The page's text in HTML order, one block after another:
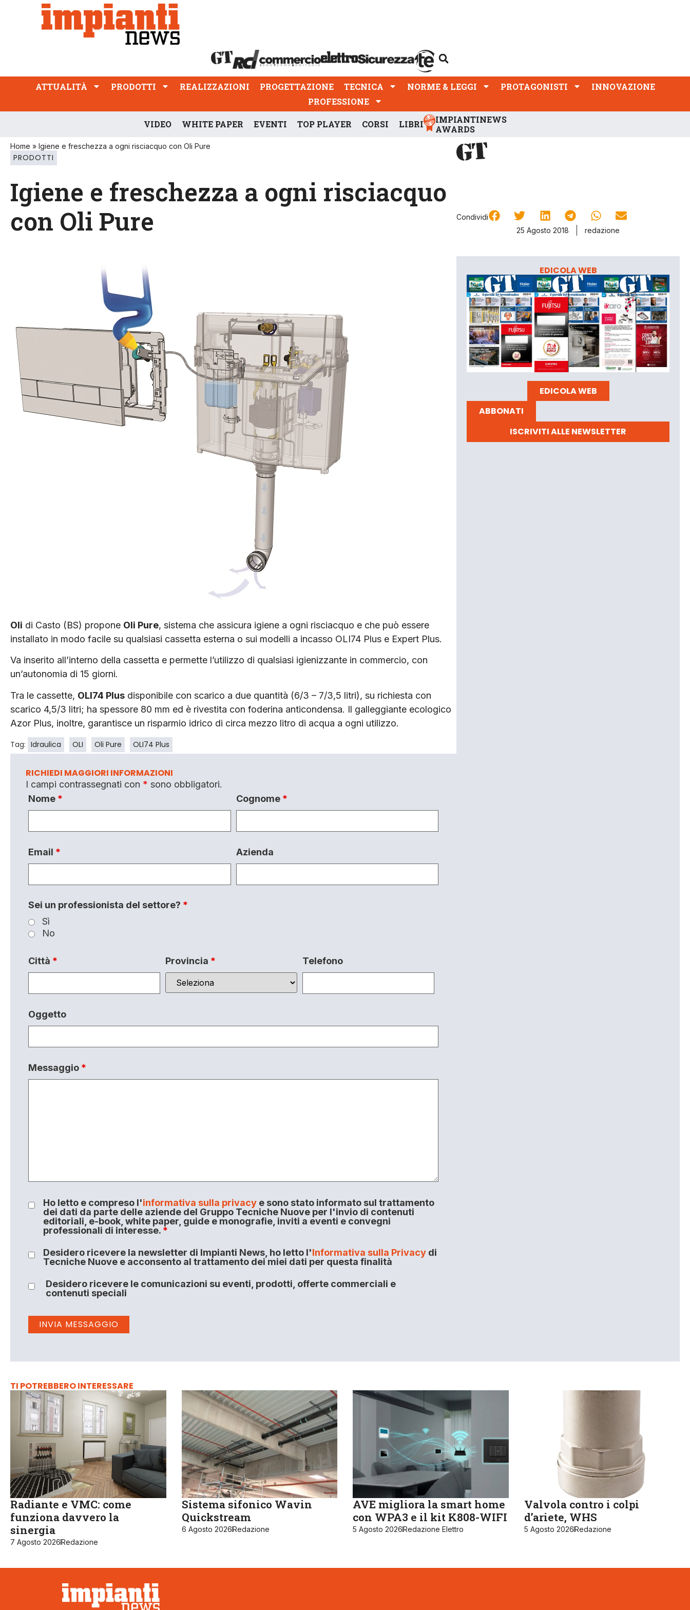
ATTUALITÀ PRODOTTI REALIZZAZIONI
PROFESSIONE
ATTUALITÀ PRODOTTI REALIZZAZIONI PROGETTAZIONE TECNICA NORME & LEGGI PROTAGONISTI
INNOVAZIONE
PROFESSIONE
VIDEO WHITE PAPER EVENTI TOP PLAYER CORSI LIBRI
IMPIANTINEWS
AWARDS
Home » Igiene e freschezza a ogni risciacquo con Oli Pure
PRODOTTI
Igiene e freschezza a ogni risciacquo
con Oli Pure
Condividi
25 Agosto 2018
redazione
Oli di Casto (BS) propone Oli Pure, sistema che assicura igiene a ogni risciacquo e che può essere
installato in modo facile su qualsiasi cassetta esterna o sui modelli a incasso OLI74 Plus e Expert Plus.
Va inserito all’interno della cassetta e permette l’utilizzo di qualsiasi igienizzante in commercio, con
un’autonomia di 15 giorni.
Tra le cassette, OLI74 Plus disponibile con scarico a due quantità (6/3 – 7/3,5 litri), su richiesta con
scarico 4,5/3 litri; ha spessore 80 mm ed è rivestita con foderina anticondensa. Il galleggiante ecologico
Azor Plus, inoltre, garantisce un risparmio idrico di circa mezzo litro di acqua a ogni utilizzo.
Tag: Idraulica OLI Oli Pure OLI74 Plus
RICHIEDI MAGGIORI INFORMAZIONI
I campi contrassegnati con * sono obbligatori.
Nome * Cognome *
Email * Azienda
Sei un professionista del settore? *
Sì
No
Città * Provincia * Telefono
Oggetto
Messaggio *
Ho letto e compreso l'informativa sulla privacye sono stato informato sul trattamento
dei dati da parte delle aziende del Gruppo Tecniche Nuove per l'invio di contenuti
editoriali, e-book, white paper, guide e monografie, inviti a eventi e convegni
professionali di interesse. *
Desidero ricevere la newsletter di Impianti News, ho letto l'Informativa sulla Privacydi
Tecniche Nuove e acconsento al trattamento dei miei dati per questa finalità
Desidero ricevere le comunicazioni su eventi, prodotti, offerte commerciali e
contenuti speciali
EDICOLA WEB
EDICOLA WEB
ABBONATI
ISCRIVITI ALLE NEWSLETTER
TI POTREBBERO INTERESSARE
Radiante e VMC: come
funziona davvero la
sinergia
7 Agosto 2026Redazione
Sistema sifonico Wavin
Quickstream
6 Agosto 2026Redazione
AVE migliora la smart home
con WPA3 e il kit K808-WIFI
5 Agosto 2026Redazione Elettro
Valvola contro i colpi
d’ariete, WHS
5 Agosto 2026Redazione